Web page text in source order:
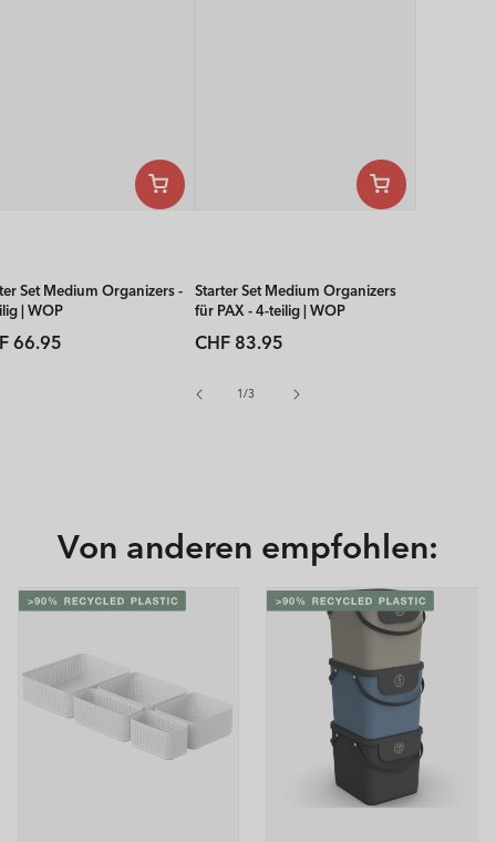
Set Medium Organizers -
| WOP
66.95
Starter Set Medium Organizers
für PAX - 4-teilig | WOP
Normaler
CHF 83.95
1/
von
3
Von anderen empfohlen: